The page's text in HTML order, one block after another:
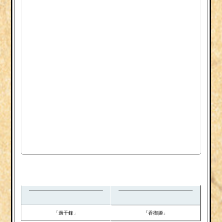
「過千鋒」 「香御姬」